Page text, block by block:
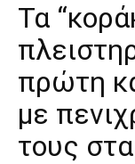
Τα
πρώτη
με
τους